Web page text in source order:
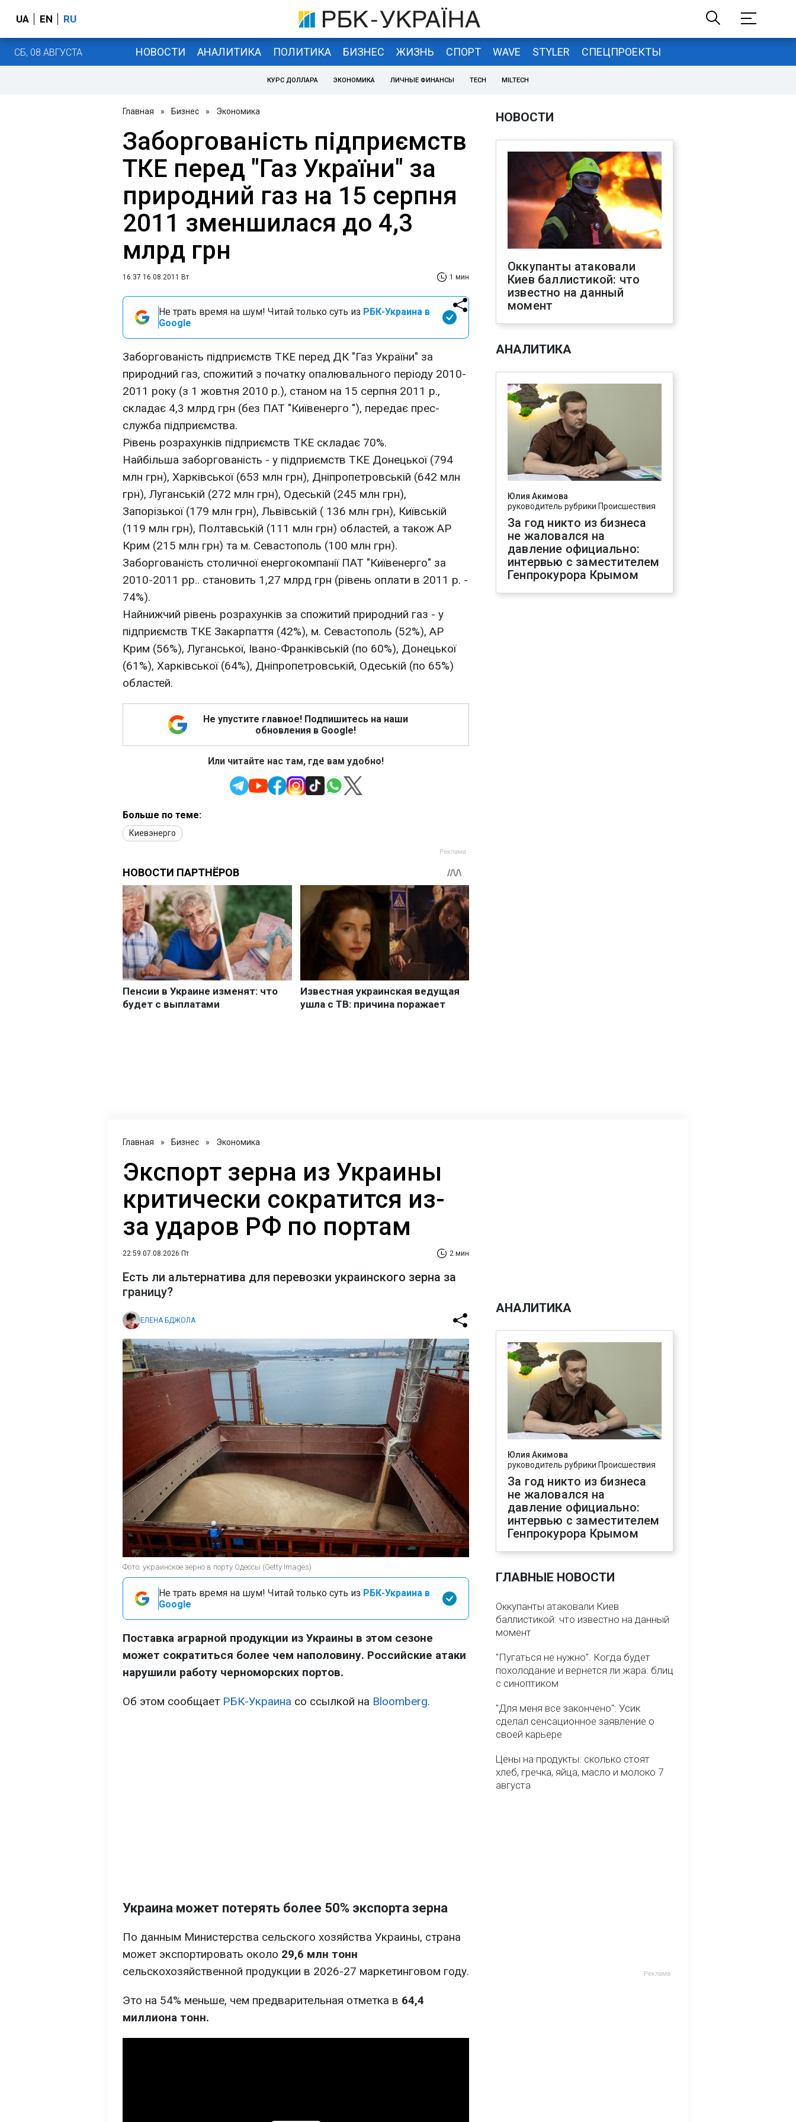
UA EN RU
СБ, 08 АВГУСТА НОВОСТИ АНАЛИТИКА ПОЛИТИКА БИЗНЕС ЖИЗНЬ СПОРТ WAVE STYLER СПЕЦПРОЕКТЫ
КУРС ДОЛЛАРА ЭКОНОМИКА ЛИЧНЫЕ ФИНАНСЫ TECH MILTECH
Главная » Бизнес » Экономика
Заборгованість підприємств
ТКЕ перед "Газ України" за
природний газ на 15 серпня
2011 зменшилася до 4,3
млрд грн
16:37 16.08.2011 Вт 1 мин
Не трать время на шум! Читай только суть из РБК-Украина в
Google
Заборгованість підприємств ТКЕ перед ДК "Газ України" за
природний газ, спожитий з початку опалювального періоду 2010-
2011 року (з 1 жовтня 2010 р.), станом на 15 серпня 2011 р.,
складає 4,3 млрд грн (без ПАТ "Київенерго "), передає прес-
служба підприємства.
Рівень розрахунків підприємств ТКЕ складає 70%.
Найбільша заборгованість - у підприємств ТКЕ Донецької (794
млн грн), Харківської (653 млн грн), Дніпропетровській (642 млн
грн), Луганській (272 млн грн), Одеській (245 млн грн),
Запорізької (179 млн грн), Львівській ( 136 млн грн), Київській
(119 млн грн), Полтавській (111 млн грн) областей, а також АР
Крим (215 млн грн) та м. Севастополь (100 млн грн).
Заборгованість столичної енергокомпанії ПАТ "Київенерго" за
2010-2011 рр.. становить 1,27 млрд грн (рівень оплати в 2011 р. -
74%).
Найнижчий рівень розрахунків за спожитий природний газ - у
підприємств ТКЕ Закарпаття (42%), м. Севастополь (52%), АР
Крим (56%), Луганської, Івано-Франківській (по 60%), Донецької
(61%), Харківської (64%), Дніпропетровській, Одеській (по 65%)
областей.
Не упустите главное! Подпишитесь на наши
обновления в Google!
Или читайте нас там, где вам удобно!
Больше по теме:
Киевэнерго
НОВОСТИ
Оккупанты атаковали
Киев баллистикой: что
известно на данный
момент
АНАЛИТИКА
Юлия Акимова
руководитель рубрики Происшествия
За год никто из бизнеса
не жаловался на
давление официально:
интервью с заместителем
Генпрокурора Крымом
Главная » Бизнес » Экономика
Экспорт зерна из Украины
критически сократится из-
за ударов РФ по портам
22:59 07.08.2026 Пт 2 мин
Есть ли альтернатива для перевозки украинского зерна за
границу?
ЕЛЕНА БДЖОЛА
Фото: украинское зерно в порту Одессы (Getty Images)
Не трать время на шум! Читай только суть из РБК-Украина в
Google
Поставка аграрной продукции из Украины в этом сезоне
может сократиться более чем наполовину. Российские атаки
нарушили работу черноморских портов.
Об этом сообщает РБК-Украина со ссылкой на Bloomberg.
Украина может потерять более 50% экспорта зерна
По данным Министерства сельского хозяйства Украины, страна
может экспортировать около 29,6 млн тонн
сельскохозяйственной продукции в 2026-27 маркетинговом году.
Это на 54% меньше, чем предварительная отметка в 64,4
миллиона тонн.
АНАЛИТИКА
Юлия Акимова
руководитель рубрики Происшествия
За год никто из бизнеса
не жаловался на
давление официально:
интервью с заместителем
Генпрокурора Крымом
ГЛАВНЫЕ НОВОСТИ
Оккупанты атаковали Киев
баллистикой: что известно на данный
момент
"Пугаться не нужно". Когда будет
похолодание и вернется ли жара: блиц
с синоптиком
"Для меня все закончено": Усик
сделал сенсационное заявление о
своей карьере
Цены на продукты: сколько стоят
хлеб, гречка, яйца, масло и молоко 7
августа